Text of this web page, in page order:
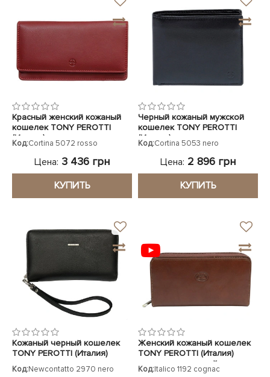
Красный женский кожаный
кошелек TONY PEROTTI
(Италия)
Код:Cortina 5072 rosso
Цена: 3 436 грн
КУПИТЬ
Черный кожаный мужской
кошелек TONY PEROTTI
(Италия)
Код:Cortina 5053 nero
Цена: 2 896 грн
КУПИТЬ
Кожаный черный кошелек
TONY PEROTTI (Италия)
Код:Newcontatto 2970 nero
Женский кожаный кошелек
TONY PEROTTI (Италия)
светло-коричневый
Код:Italico 1192 cognac